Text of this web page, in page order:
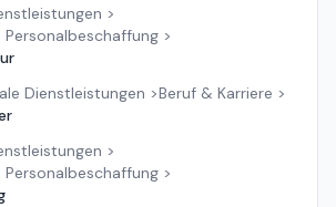
>
Personalbeschaffung >
Dienstleistungen >Beruf & Karriere >
>
Personalbeschaffung >